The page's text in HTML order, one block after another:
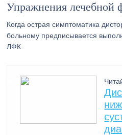
Упражнения лечебной
Когда острая симптоматика
больному предписывается
ЛФК.